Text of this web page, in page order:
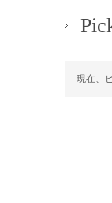
現在、